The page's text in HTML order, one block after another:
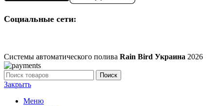
Социальные сети:
Системы автоматического полива Rain Bird Украина 2026
Поиск
Закрыть
Меню